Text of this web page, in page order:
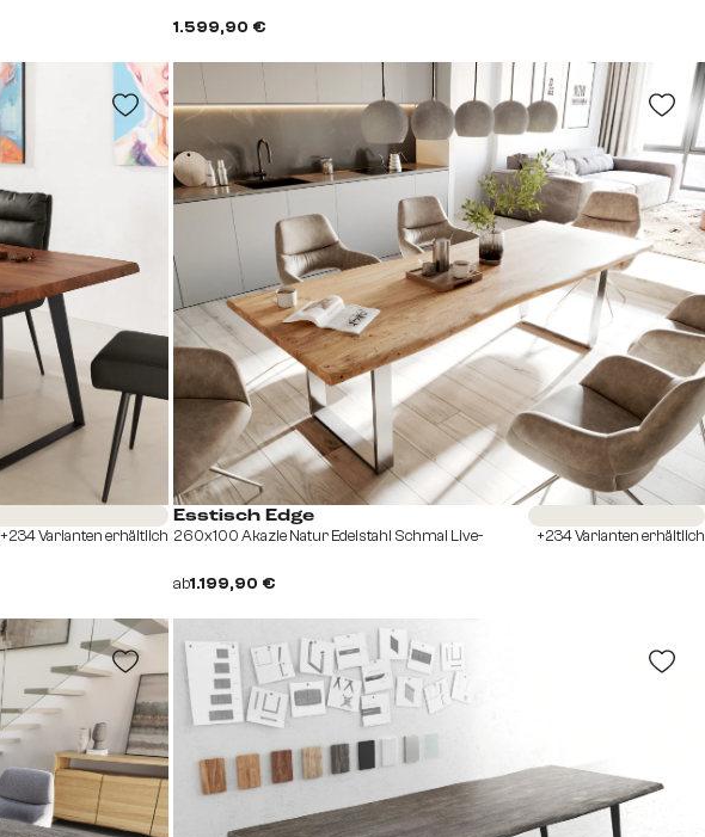
1.599,90 €
Sofort versandfertig
+234 Varianten erhältlich
Esstisch Edge
260x100 Akazie Natur Edelstahl Schmal Live-
ab1.199,90 €
Sofort versandfertig
+234 Varianten erhältlich